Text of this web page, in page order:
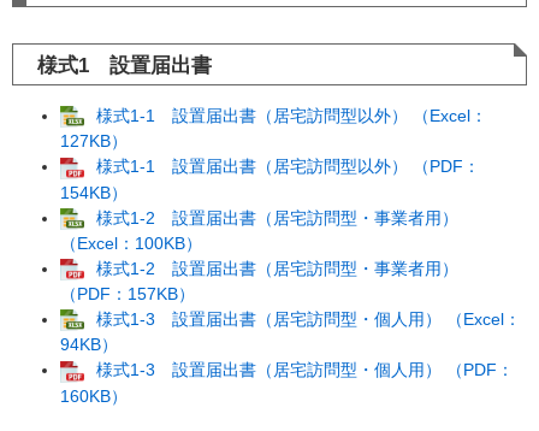
様式1 設置届出書
様式1-1 設置届出書（居宅訪問型以外） （Excel：
127KB）
様式1-1 設置届出書（居宅訪問型以外） （PDF：
154KB）
様式1-2 設置届出書（居宅訪問型・事業者用）
（Excel：100KB）
様式1-2 設置届出書（居宅訪問型・事業者用）
（PDF：157KB）
様式1-3 設置届出書（居宅訪問型・個人用） （Excel：
94KB）
様式1-3 設置届出書（居宅訪問型・個人用） （PDF：
160KB）